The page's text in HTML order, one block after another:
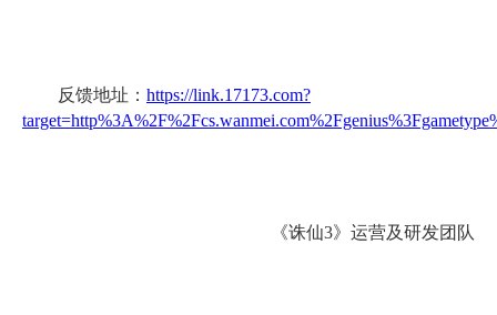
反馈地址： https://link.17173.com?
《诛仙3》运营及研发团队